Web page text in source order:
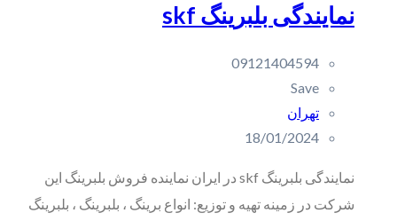
نمایندگی بلبرینگ skf
09121404594
Save
تهران
18/01/2024
نمایندگی بلبرینگ skf در ایران نماینده فروش بلبرینگ این
شرکت در زمینه تهیه و توزیع: انواع برینگ ، بلبرینگ ، بلبرینگ